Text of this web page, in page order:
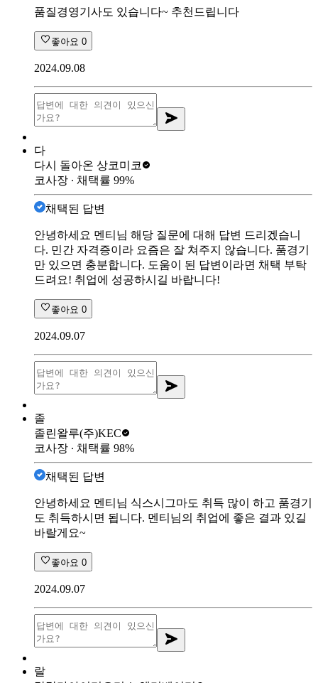
품질경영기사도 있습니다~ 추천드립니다
좋아요 0
2024.09.08
다
다시 돌아온 상코미코
코사장 ∙ 채택률 99%
채택된 답변
안녕하세요 멘티님 해당 질문에 대해 답변 드리겠습니
다. 민간 자격증이라 요즘은 잘 쳐주지 않습니다. 품경기
만 있으면 충분합니다. 도움이 된 답변이라면 채택 부탁
드려요! 취업에 성공하시길 바랍니다!
좋아요 0
2024.09.07
졸
졸린왈루(주)KEC
코사장 ∙ 채택률 98%
채택된 답변
안녕하세요 멘티님 식스시그마도 취득 많이 하고 품경기
도 취득하시면 됩니다. 멘티님의 취업에 좋은 결과 있길
바랄게요~
좋아요 0
2024.09.07
랄